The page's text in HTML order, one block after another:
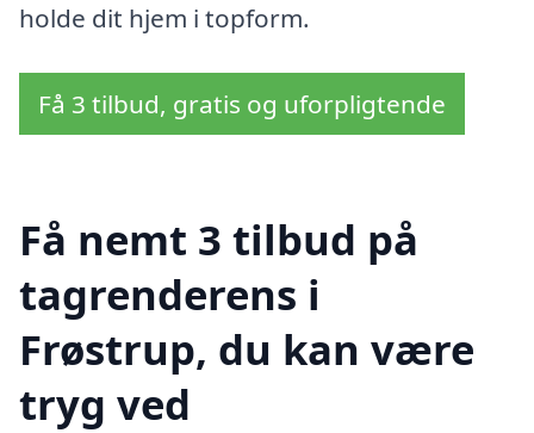
holde dit hjem i topform.
Få 3 tilbud, gratis og uforpligtende
Få nemt 3 tilbud på
tagrenderens i
Frøstrup, du kan være
tryg ved